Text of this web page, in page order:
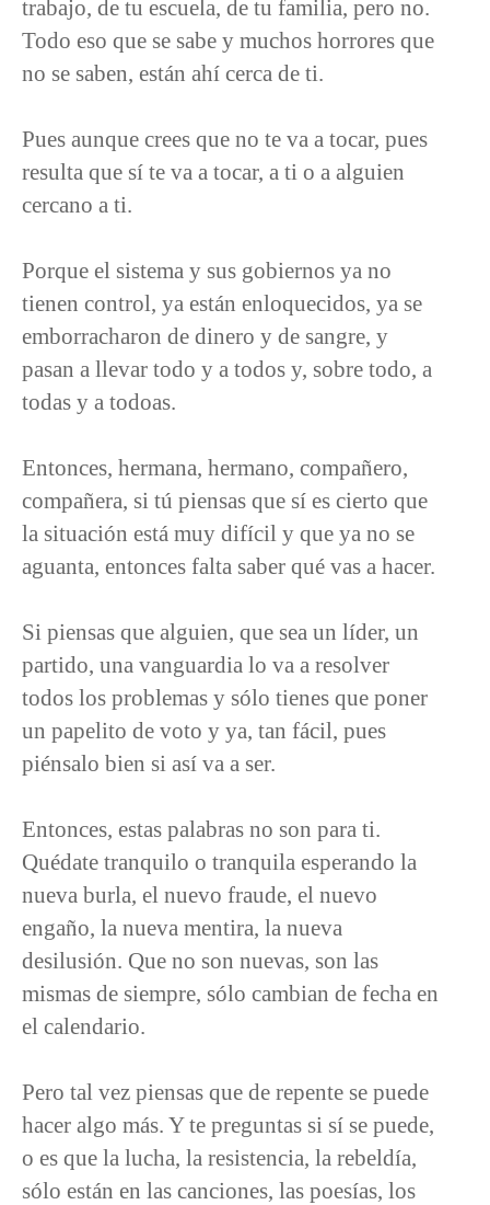
trabajo, de tu escuela, de tu familia, pero no.
Todo eso que se sabe y muchos horrores que
no se saben, están ahí cerca de ti.
Pues aunque crees que no te va a tocar, pues
resulta que sí te va a tocar, a ti o a alguien
cercano a ti.
Porque el sistema y sus gobiernos ya no
tienen control, ya están enloquecidos, ya se
emborracharon de dinero y de sangre, y
pasan a llevar todo y a todos y, sobre todo, a
todas y a todoas.
Entonces, hermana, hermano, compañero,
compañera, si tú piensas que sí es cierto que
la situación está muy difícil y que ya no se
aguanta, entonces falta saber qué vas a hacer.
Si piensas que alguien, que sea un líder, un
partido, una vanguardia lo va a resolver
todos los problemas y sólo tienes que poner
un papelito de voto y ya, tan fácil, pues
piénsalo bien si así va a ser.
Entonces, estas palabras no son para ti.
Quédate tranquilo o tranquila esperando la
nueva burla, el nuevo fraude, el nuevo
engaño, la nueva mentira, la nueva
desilusión. Que no son nuevas, son las
mismas de siempre, sólo cambian de fecha en
el calendario.
Pero tal vez piensas que de repente se puede
hacer algo más. Y te preguntas si sí se puede,
o es que la lucha, la resistencia, la rebeldía,
sólo están en las canciones, las poesías, los